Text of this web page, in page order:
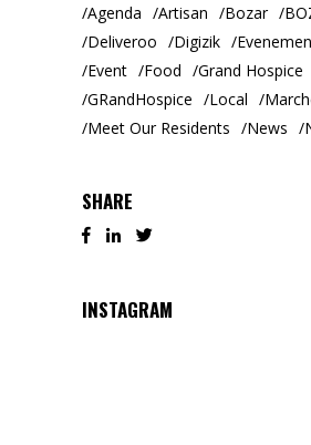
Agenda Artisan Bozar
Deliveroo
Digizik
Event
Food
Grand Hospice
GRandHospice
Local
Meet Our Residents
News
SHARE
INSTAGRAM